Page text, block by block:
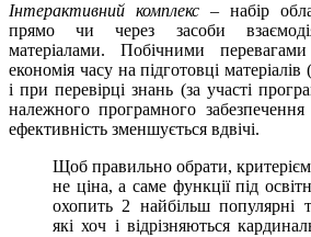
Інтерактивний комплекс – набір
прямо чи через засоби
матеріалами. Побічними
економія часу на підготовці матеріалів
і при перевірці знань (за участі
належного програмного
ефективність зменшується вдвічі.
Щоб правильно обрати,
не ціна, а саме функції під
охопить 2 найбільш популярні
які хоч і відрізняються